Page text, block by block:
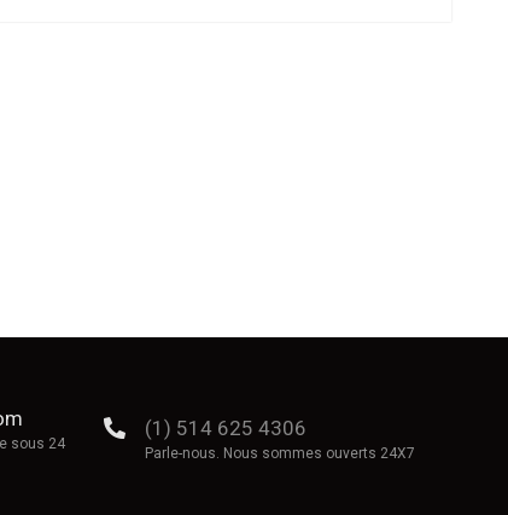
sous 24
(1) 514 625 4306
Parle-nous. Nous sommes ouverts 24X7